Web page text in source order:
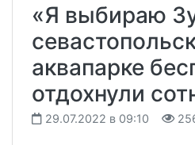
«Я выбираю
аквапарке
отдохнули
29.07.2022 в 09:10